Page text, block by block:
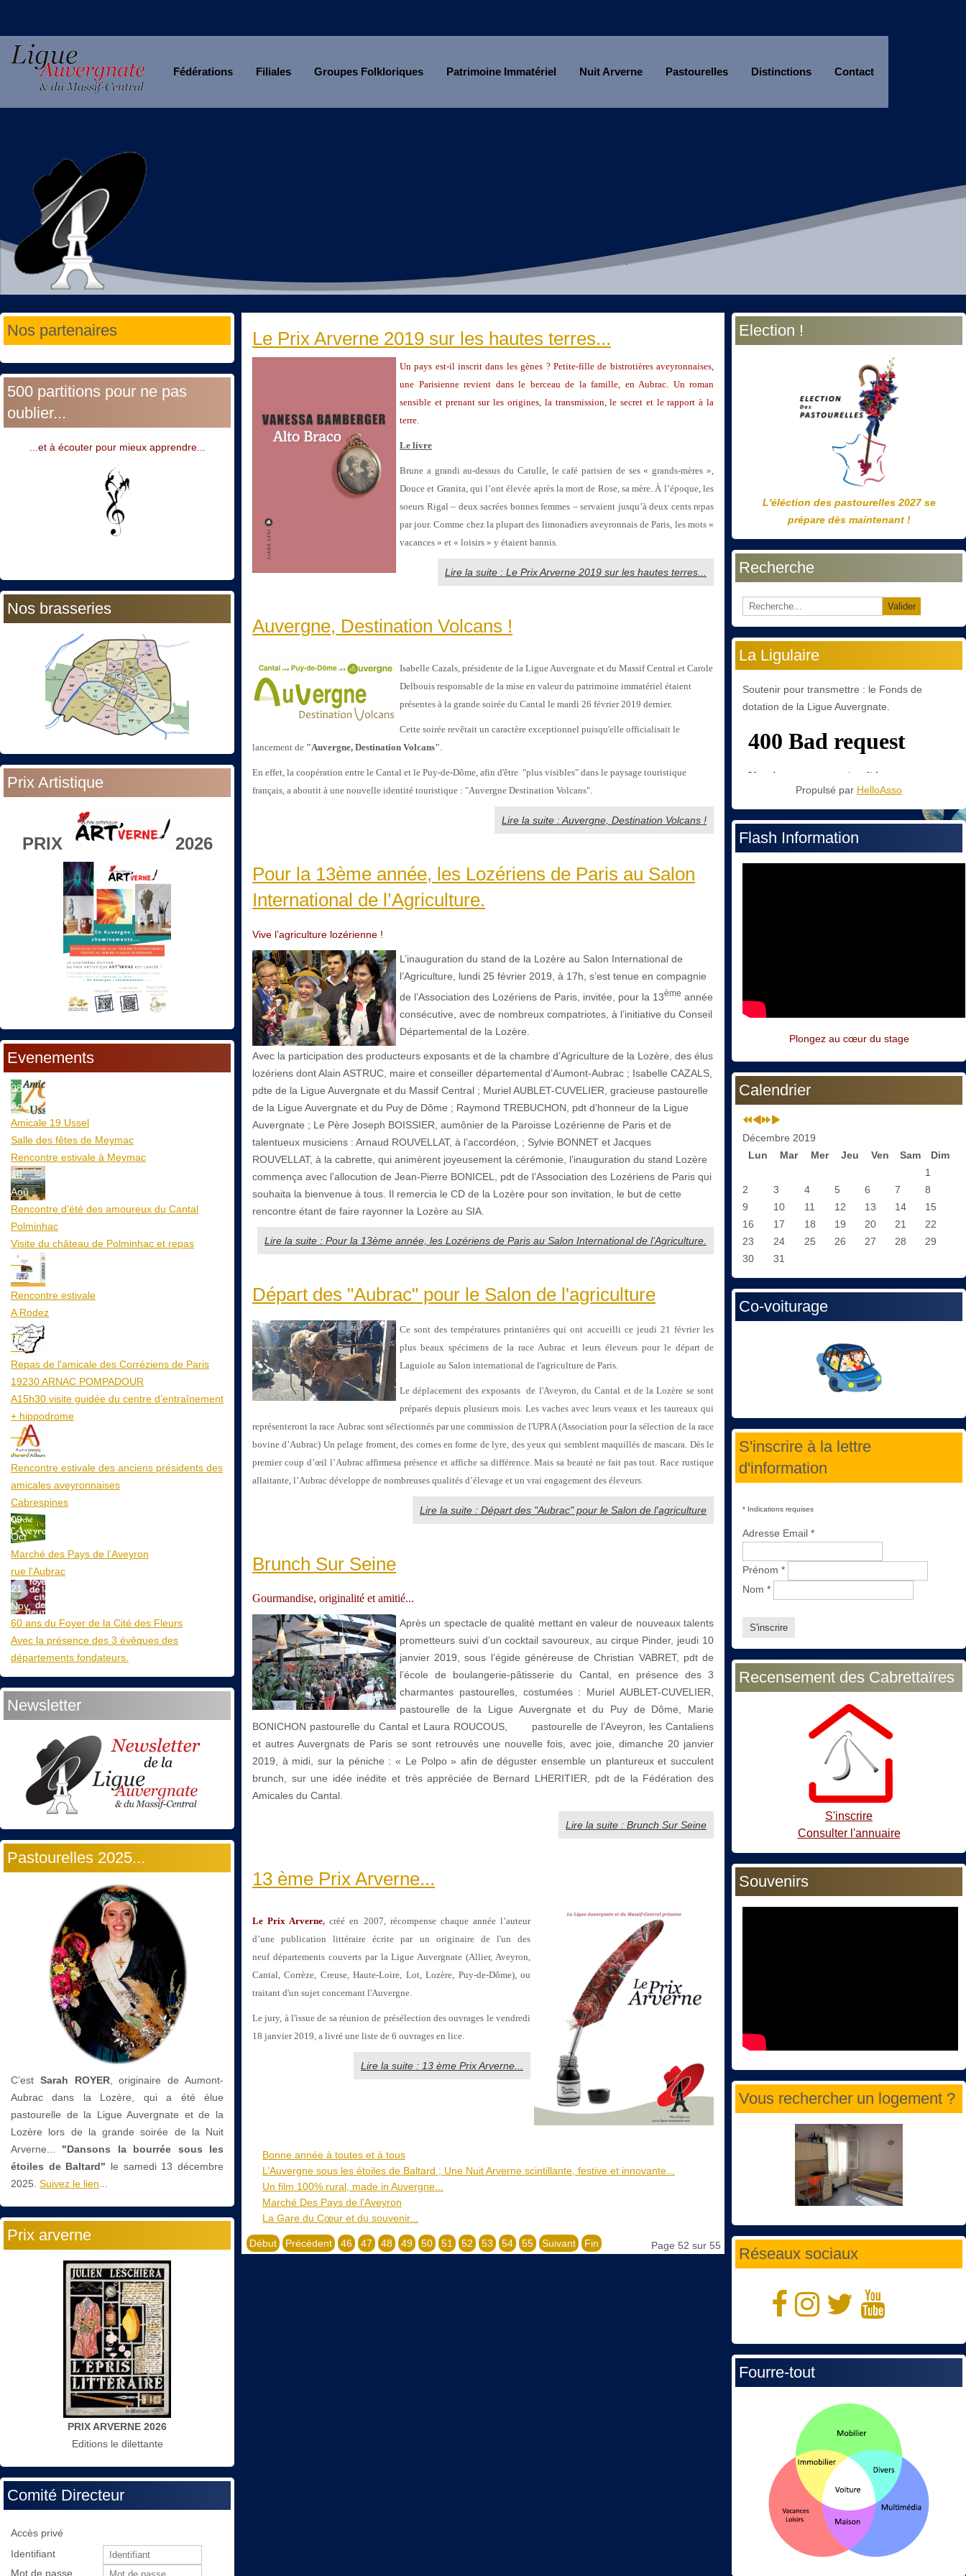
Fédérations Filiales Groupes Folkloriques Patrimoine Immatériel Nuit Arverne Pastourelles Distinctions Contact
Nos partenaires
500 partitions pour ne pas
oublier...
...et à écouter pour mieux apprendre...
Nos brasseries
Prix Artistique
PRIX 2026
Evenements
08
Aoû
Amicale 19 Ussel
Salle des fêtes de Meymac
Rencontre estivale à Meymac
10
Aoû
Rencontre d'été des amoureux du Cantal
Polminhac
Visite du château de Polminhac et repas
12
Aoû
Rencontre estivale
A Rodez
23
Aoû
Repas de l'amicale des Corréziens de Paris
19230 ARNAC POMPADOUR
A15h30 visite guidée du centre d’entraînement
+ hippodrome
25
Aoû
Rencontre estivale des anciens présidents des
amicales aveyronnaises
Cabrespines
09
Oct
Marché des Pays de l’Aveyron
rue l'Aubrac
21
Nov
60 ans du Foyer de la Cité des Fleurs
Avec la présence des 3 évêques des
départements fondateurs.
Newsletter
Pastourelles 2025...
C’est Sarah ROYER, originaire de Aumont-
Aubrac dans la Lozère, qui a été élue
pastourelle de la Ligue Auvergnate et de la
Lozère lors de la grande soirée de la Nuit
Arverne...
"Dansons la bourrée sous les
étoiles de Baltard" le samedi 13 décembre
2025. Suivez le lien
Prix arverne
PRIX ARVERNE 2026
Editions le dilettante
Comité Directeur
Accès privé
Identifiant
Mot de passe
Le Prix Arverne 2019 sur les hautes terres...
Un pays est-il inscrit dans les gènes ? Petite-fille de bistrotières aveyronnaises,
une Parisienne revient dans le berceau de la famille, en Aubrac. Un roman
sensible et prenant sur les origines, la transmission, le secret et le rapport à la
terre.
Le livre
Brune a grandi au-dessus du Catulle, le café parisien de ses « grands-mères »,
Douce et Granita, qui l’ont élevée après la mort de Rose, sa mère. À l’époque, les
soeurs Rigal – deux sacrées bonnes femmes – servaient jusqu’à deux cents repas
par jour. Comme chez la plupart des limonadiers aveyronnais de Paris, les mots «
vacances » et « loisirs » y étaient bannis.
Lire la suite : Le Prix Arverne 2019 sur les hautes terres...
Auvergne, Destination Volcans !
Isabelle Cazals, présidente de la Ligue Auvergnate et du Massif Central et Carole
Delbouis responsable de la mise en valeur du patrimoine immatériel étaient
présentes à la grande soirée du Cantal le mardi 26 février 2019 dernier.
Cette soirée revêtait un caractère exceptionnel puisqu'elle officialisait le
lancement de "Auvergne, Destination Volcans".
En effet, la coopération entre le Cantal et le Puy-de-Dôme, afin d'être "plus visibles" dans le paysage touristique
français, a aboutit à une nouvelle identité touristique : "Auvergne Destination Volcans".
Lire la suite : Auvergne, Destination Volcans !
Pour la 13ème année, les Lozériens de Paris au Salon
International de l’Agriculture.
Vive l’agriculture lozérienne !
L’inauguration du stand de la Lozère au Salon International de
l’Agriculture, lundi 25 février 2019, à 17h, s’est tenue en compagnie
de l’Association des Lozériens de Paris, invitée, pour la 13ème année
consécutive, avec de nombreux compatriotes, à l’initiative du Conseil
Départemental de la Lozère.
Avec la participation des producteurs exposants et de la chambre d’Agriculture de la Lozère, des élus
lozériens dont Alain ASTRUC, maire et conseiller départemental d’Aumont-Aubrac ; Isabelle CAZALS,
pdte de la Ligue Auvergnate et du Massif Central ; Muriel AUBLET-CUVELIER, gracieuse pastourelle
de la Ligue Auvergnate et du Puy de Dôme ; Raymond TREBUCHON, pdt d’honneur de la Ligue
Auvergnate ; Le Père Joseph BOISSIER, aumônier de la Paroisse Lozérienne de Paris et de
talentueux musiciens : Arnaud ROUVELLAT, à l’accordéon, ; Sylvie BONNET et Jacques
ROUVELLAT, à la cabrette, qui animèrent joyeusement la cérémonie, l’inauguration du stand Lozère
commença avec l’allocution de Jean-Pierre BONICEL, pdt de l’Association des Lozériens de Paris qui
souhaita la bienvenue à tous. Il remercia le CD de la Lozère pour son invitation, le but de cette
rencontre étant de faire rayonner la Lozère au SIA.
Lire la suite : Pour la 13ème année, les Lozériens de Paris au Salon International de l’Agriculture.
Départ des "Aubrac" pour le Salon de l'agriculture
Ce sont des températures printanières qui ont accueilli ce jeudi 21 février les
plus beaux spécimens de la race Aubrac et leurs éleveurs pour le départ de
Laguiole au Salon international de l'agriculture de Paris.
Le déplacement des exposants de l'Aveyron, du Cantal et de la Lozère se sont
préparés depuis plusieurs mois. Les vaches avec leurs veaux et les taureaux qui
représenteront la race Aubrac sont sélectionnés par une commission de l'UPRA (Association pour la sélection de la race
bovine d’Aubrac) Un pelage froment, des cornes en forme de lyre, des yeux qui semblent maquillés de mascara. Dès le
premier coup d’œil l’Aubrac affirmesa présence et affiche sa différence. Mais sa beauté ne fait pas tout. Race rustique
allaitante, l’Aubrac développe de nombreuses qualités d’élevage et un vrai engagement des éleveurs.
Lire la suite : Départ des "Aubrac" pour le Salon de l'agriculture
Brunch Sur Seine
Gourmandise, originalité et amitié...
Après un spectacle de qualité mettant en valeur de nouveaux talents
prometteurs suivi d’un cocktail savoureux, au cirque Pinder, jeudi 10
janvier 2019, sous l’égide généreuse de Christian VABRET, pdt de
l’école de boulangerie-pâtisserie du Cantal, en présence des 3
charmantes pastourelles, costumées : Muriel AUBLET-CUVELIER,
pastourelle de la Ligue Auvergnate et du Puy de Dôme, Marie
BONICHON pastourelle du Cantal et Laura ROUCOUS, pastourelle de l’Aveyron, les Cantaliens
et autres Auvergnats de Paris se sont retrouvés une nouvelle fois, avec joie, dimanche 20 janvier
2019, à midi, sur la péniche : « Le Polpo » afin de déguster ensemble un plantureux et succulent
brunch, sur une idée inédite et très appréciée de Bernard LHERITIER, pdt de la Fédération des
Amicales du Cantal.
Lire la suite : Brunch Sur Seine
13 ème Prix Arverne...
Le Prix Arverne, créé en 2007, récompense chaque année l’auteur
d’une publication littéraire écrite par un originaire de l'un des
neuf départements couverts par la Ligue Auvergnate (Allier, Aveyron,
Cantal, Corrèze, Creuse,Haute-Loire, Lot, Lozère, Puy-de-Dôme), ou
traitant d'un sujet concernant l'Auvergne.
Le jury, à l'issue de sa réunion de présélection des ouvrages le vendredi
18 janvier 2019, a livré une liste de 6 ouvrages en lice.
Lire la suite : 13 ème Prix Arverne...
Bonne année à toutes et à tous
L’Auvergne sous les étoiles de Baltard ; Une Nuit Arverne scintillante, festive et innovante...
Un film 100% rural, made in Auvergne...
Marché Des Pays de l'Aveyron
La Gare du Cœur et du souvenir...
Page 52 sur 55
Début Précédent 46 47 48 49 50 51 52 53 54 55 Suivant Fin
Election !
L'éléction des pastourelles 2027 se
prépare dès maintenant !
Recherche
Valider
La Ligulaire
Soutenir pour transmettre : le Fonds de
dotation de la Ligue Auvergnate.
Propulsé par HelloAsso
Flash Information
Plongez au cœur du stage
Calendrier
Année
précédente
Mois
précédent
Année
suivante
Mois
suivant
Décembre 2019
Lun
Mar Mer Jeu Ven Sam
Dim
1
2
3 4 5 6 7
8
9
10 11 12 13 14
15
16
17 18 19 20 21
22
23
24 25 26 27 28
29
30
31
Co-voiturage
S'inscrire à la lettre
d'information
* Indications requises
Adresse Email *
Prénom *
Nom *
Recensement des Cabrettaïres
S'inscrire
Consulter l'annuaire
Souvenirs
Vous rechercher un logement ?
Réseaux sociaux
Fourre-tout